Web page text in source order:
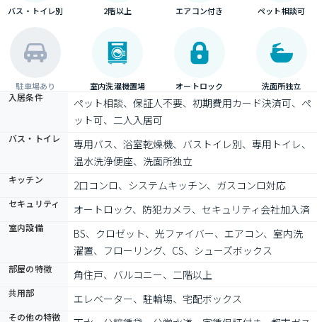
バス・トイレ別 2階以上 エアコン付き ペット相談可
駐車場あり 室内洗濯機置場 オートロック 洗面所独立
入居条件
ペット相談、保証人不要、初期費用カード決済可、ペ
ット可、二人入居可
バス・トイレ
専用バス、浴室乾燥機、バストイレ別、専用トイレ、
温水洗浄便座、洗面所独立
キッチン 2口コンロ、システムキッチン、ガスコンロ対応
セキュリティ オートロック、防犯カメラ、セキュリティ会社加入済
室内設備
BS、クロゼット、光ファイバー、エアコン、室内洗
濯置、フローリング、CS、シューズボックス
部屋の特徴 角住戸、バルコニー、二階以上
共用部 エレベーター、駐輪場、宅配ボックス
その他の特徴